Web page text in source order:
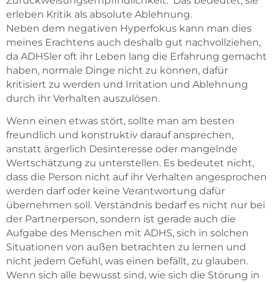
erleben Kritik als absolute Ablehnung.
Neben dem negativen Hyperfokus kann man dies
meines Erachtens auch deshalb gut nachvollziehen,
da ADHSler oft ihr Leben lang die Erfahrung gemacht
haben, normale Dinge nicht zu können, dafür
kritisiert zu werden und Irritation und Ablehnung
durch ihr Verhalten auszulösen.
Wenn einen etwas stört, sollte man am besten
freundlich und konstruktiv darauf ansprechen,
anstatt ärgerlich Desinteresse oder mangelnde
Wertschätzung zu unterstellen. Es bedeutet nicht,
dass die Person nicht auf ihr Verhalten angesprochen
werden darf oder keine Verantwortung dafür
übernehmen soll. Verständnis bedarf es nicht nur bei
der Partnerperson, sondern ist gerade auch die
Aufgabe des Menschen mit ADHS, sich in solchen
Situationen von außen betrachten zu lernen und
nicht jedem Gefühl, was einen befällt, zu glauben.
Wenn sich alle bewusst sind, wie sich die Störung in